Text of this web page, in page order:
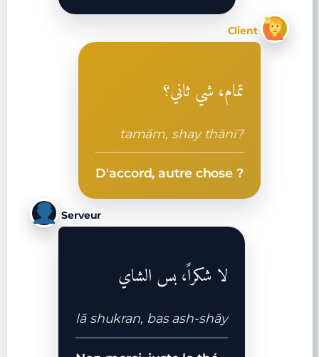
Client
تمام، شي ثاني؟
tamām, shay thānī?
D'accord, autre chose ?
Serveur
لا شكراً، بس الشاي
lā shukran, bas ash-shāy